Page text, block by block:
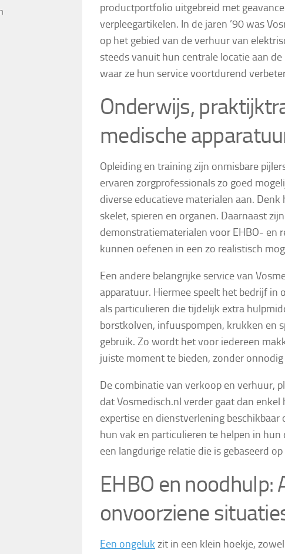
productportfolio uitgebreid met
verpleegartikelen. In de jaren ’90 was
op het gebied van de verhuur van
steeds vanuit hun centrale locatie aan
waar ze hun service voortdurend
Onderwijs,
medische
Opleiding en training zijn onmisbare
ervaren zorgprofessionals zo goed
diverse educatieve materialen aan.
skelet, spieren en organen. Daarnaast
demonstratiematerialen voor EHBO- en
kunnen oefenen in een zo realistisch
Een andere belangrijke service van
apparatuur. Hiermee speelt het bedrijf in
als particulieren die tijdelijk extra
borstkolven, infuuspompen, krukken en
gebruik. Zo wordt het voor iedereen
juiste moment te bieden, zonder
De combinatie van verkoop en verhuur,
dat Vosmedisch.nl verder gaat dan
expertise en dienstverlening
hun vak en particulieren te helpen in
een langdurige relatie die is gebaseerd
EHBO en noodhulp:
onvoorziene
Een ongeluk zit in een klein hoekje,